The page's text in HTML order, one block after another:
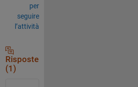
per
seguire
l’attività
Risposte
(1)